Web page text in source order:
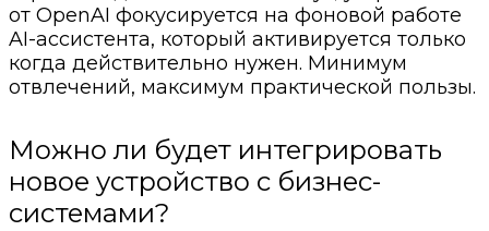
от OpenAI фокусируется на фоновой работе
AI-ассистента, который активируется только
когда действительно нужен. Минимум
отвлечений, максимум практической пользы.
Можно ли будет интегрировать
новое устройство с бизнес-
системами?